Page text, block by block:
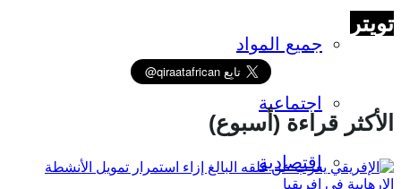
جميع المواد
اجتماعية
اقتصادية
تويتر
الأكثر قراءة (أسبوع)